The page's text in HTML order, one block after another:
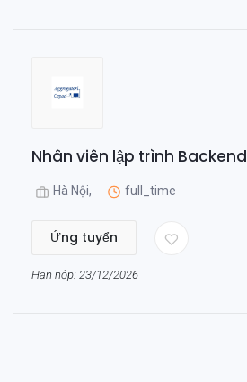
Nhân viên lập trình Backend
Hà Nội, full_time
Ứng tuyển
Hạn nộp: 23/12/2026